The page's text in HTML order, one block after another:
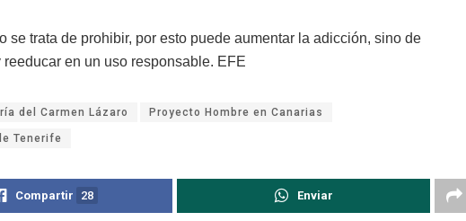
se trata de prohibir, por esto puede aumentar la adicción, sino de
reeducar en un uso responsable. EFE
del Carmen Lázaro Proyecto Hombre en Canarias
Tenerife
Compartir 28 Enviar